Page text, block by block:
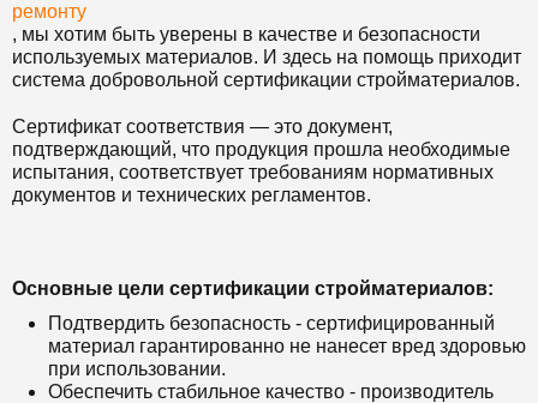
ремонту
, мы хотим быть уверены в качестве и безопасности
используемых материалов. И здесь на помощь приходит
система добровольной сертификации стройматериалов.
Сертификат соответствия — это документ,
подтверждающий, что продукция прошла необходимые
испытания, соответствует требованиям нормативных
документов и технических регламентов.
Основные цели сертификации стройматериалов:
Подтвердить безопасность - сертифицированный
материал гарантированно не нанесет вред здоровью
при использовании.
Обеспечить стабильное качество - производитель